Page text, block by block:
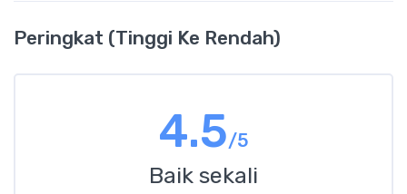
Peringkat (Tinggi Ke Rendah)
4.5/5
Baik sekali